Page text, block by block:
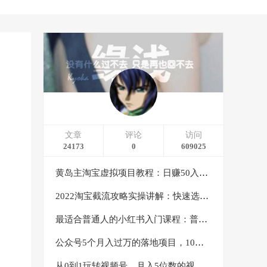
文章
24173
评论
0
访问
609025
黄岛主淘宝虚拟项目教程：日赚50入门基础班（两节课附配套资料）
2022淘宝截流攻略实操讲解：快速选品+直接复制+快速起店
最适合普通人的小红书入门课程：普通人如何通过做小红书年入50万
公众号5个月入过万的落地项目，10大获客渠道，实测涨粉21万